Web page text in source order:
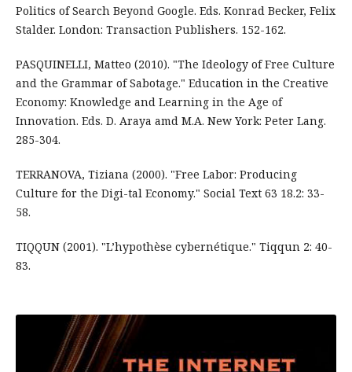
Politics of Search Beyond Google. Eds. Konrad Becker, Felix
Stalder. London: Transaction Publishers. 152-162.
PASQUINELLI, Matteo (2010). "The Ideology of Free Culture
and the Grammar of Sabotage." Education in the Creative
Economy: Knowledge and Learning in the Age of
Innovation. Eds. D. Araya amd M.A. New York: Peter Lang.
285-304.
TERRANOVA, Tiziana (2000). "Free Labor: Producing
Culture for the Digi-tal Economy." Social Text 63 18.2: 33-
58.
TIQQUN (2001). "L’hypothèse cybernétique." Tiqqun 2: 40-
83.